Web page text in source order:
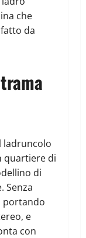
che
da
ladruncolo
quartiere di
di
Senza
portando
e
con